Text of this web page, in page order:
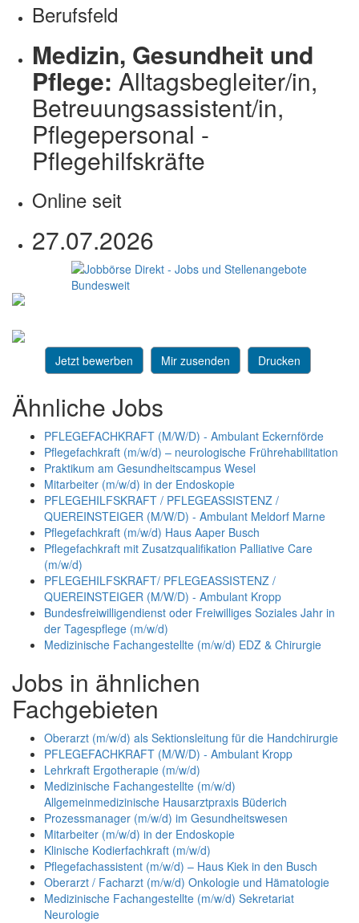
Berufsfeld
Medizin, Gesundheit und
Pflege: Alltagsbegleiter/in,
Betreuungsassistent/in,
Pflegepersonal -
Pflegehilfskräfte
Online seit
27.07.2026
Jetzt bewerben Mir zusenden Drucken
Ähnliche Jobs
PFLEGEFACHKRAFT (M/W/D) - Ambulant Eckernförde
Pflegefachkraft (m/w/d) – neurologische Frührehabilitation
Praktikum am Gesundheitscampus Wesel
Mitarbeiter (m/w/d) in der Endoskopie
PFLEGEHILFSKRAFT / PFLEGEASSISTENZ /
QUEREINSTEIGER (M/W/D) - Ambulant Meldorf Marne
Pflegefachkraft (m/w/d) Haus Aaper Busch
Pflegefachkraft mit Zusatzqualifikation Palliative Care
(m/w/d)
PFLEGEHILFSKRAFT/ PFLEGEASSISTENZ /
QUEREINSTEIGER (M/W/D) - Ambulant Kropp
Bundesfreiwilligendienst oder Freiwilliges Soziales Jahr in
der Tagespflege (m/w/d)
Medizinische Fachangestellte (m/w/d) EDZ & Chirurgie
Jobs in ähnlichen
Fachgebieten
Oberarzt (m/w/d) als Sektionsleitung für die Handchirurgie
PFLEGEFACHKRAFT (M/W/D) - Ambulant Kropp
Lehrkraft Ergotherapie (m/w/d)
Medizinische Fachangestellte (m/w/d)
Allgemeinmedizinische Hausarztpraxis Büderich
Prozessmanager (m/w/d) im Gesundheitswesen
Mitarbeiter (m/w/d) in der Endoskopie
Klinische Kodierfachkraft (m/w/d)
Pflegefachassistent (m/w/d) – Haus Kiek in den Busch
Oberarzt / Facharzt (m/w/d) Onkologie und Hämatologie
Medizinische Fachangestellte (m/w/d) Sekretariat
Neurologie